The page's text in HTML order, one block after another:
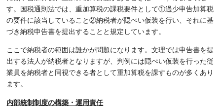
す。国税通則法では、重加算税の課税要件として①過少申告加算税
の要件に該当していること②納税者が隠ぺい仮装を行い、それに基
づき納税申告書を提出することと規定しています。
ここで納税者の範囲は誰かが問題になります。文理では申告書を提
出する法人が納税者となりますが、判例には隠ぺい仮装を行った従
業員を納税者と同視できる者として重加算税を課すものが多くあり
ます。
内部統制制度の構築・運用責任